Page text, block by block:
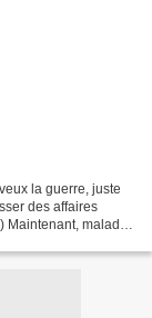
la guerre, juste
des affaires
malade,